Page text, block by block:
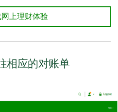
上理财体验
相应的对账单